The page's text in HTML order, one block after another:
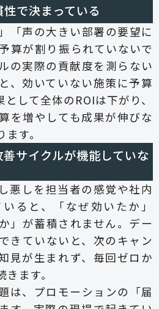
で決まっている
「声の大きい部署の要望に
算が割り振られていないで
の実際の貢献度を測らない
、効いていない施策に予算
して全体のROIは下がり、
を増やしても成果が伸びな
す。
サイクルが機能していな
悪しを担当者の感覚や社内
ると、「なぜ効いたか」
」が蓄積されません。デー
きていないと、次のキャン
見が生まれず、毎回ゼロか
ます。
は、プロモーションの「届